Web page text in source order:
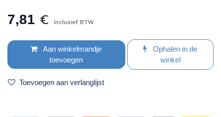
7,81 € Inclusief BTW
Aan winkelmandje
toevoegen
Ophalen in de
winkel
Toevoegen aan verlanglijst